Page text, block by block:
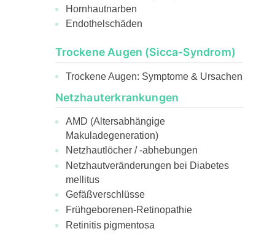
Hornhautnarben
Endothelschäden
Trockene Augen (Sicca-Syndrom)
Trockene Augen: Symptome & Ursachen
Netzhauterkrankungen
AMD (Altersabhängige
Makuladegeneration)
Netzhautlöcher / -abhebungen
Netzhautveränderungen bei Diabetes
mellitus
Gefäßverschlüsse
Frühgeborenen-Retinopathie
Retinitis pigmentosa